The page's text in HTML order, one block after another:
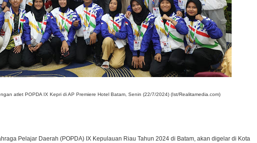
atlet POPDA IX Kepri di AP Premiere Hotel Batam, Senin (22/7/2024) (Ist/Realitamedia.com)
Pelajar Daerah (POPDA) IX Kepulauan Riau Tahun 2024 di Batam, akan digelar di Kota